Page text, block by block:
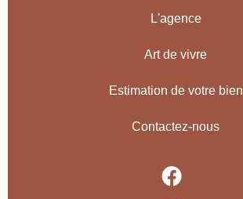
L'agence
Art de vivre
Estimation de votre bien
Contactez-nous